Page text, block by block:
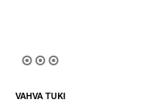
VAHVA TUKI